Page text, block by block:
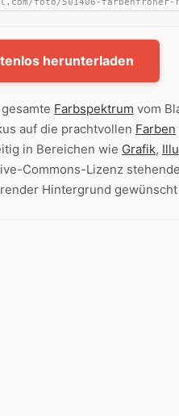
herunterladen
Farbspektrum vom
auf die prachtvollen Farben
in Bereichen wie Grafik,
Commons-Lizenz stehende
Hintergrund